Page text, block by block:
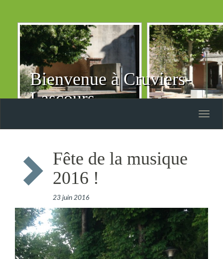
Bienvenue à Cruviers-
Lascours
Toggle
Fête de la musique
2016 !
23 juin 2016